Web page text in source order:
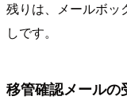
残りは、メールボッ
しです。
移管確認メールの